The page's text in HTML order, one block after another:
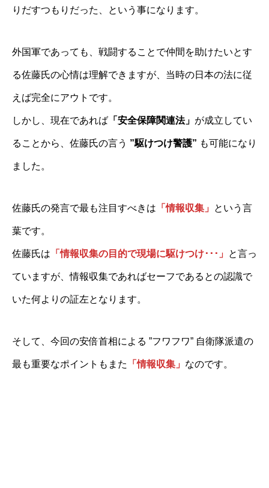
りだすつもりだった、という事になります。
外国軍であっても、戦闘することで仲間を助けたいとす
る佐藤氏の心情は理解できますが、当時の日本の法に従
えば完全にアウトです。
しかし、現在であれば 「安全保障関連法」 が成立してい
ることから、佐藤氏の言う ”駆けつけ警護” も可能になり
ました。
佐藤氏の発言で最も注目すべきは 「情報収集」 という言
葉です。
佐藤氏は 「情報収集の目的で現場に駆けつけ･･･」 と言っ
ていますが、情報収集であればセーフであるとの認識で
いた何よりの証左となります。
そして、今回の安倍首相による ”フワフワ” 自衛隊派遣の
最も重要なポイントもまた 「情報収集」 なのです。